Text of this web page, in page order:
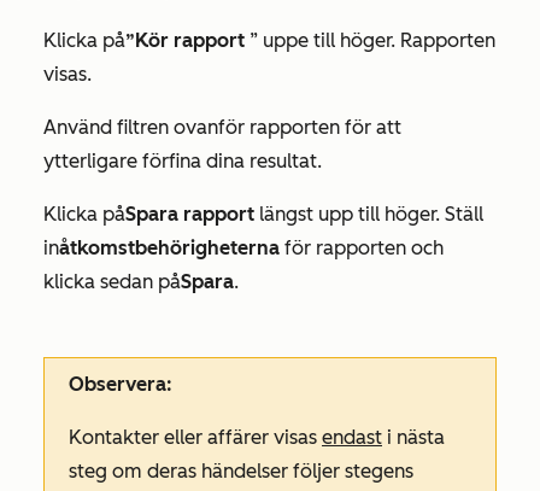
Klicka på”Kör rapport ” uppe till höger. Rapporten
visas.
Använd filtren ovanför rapporten för att
ytterligare förfina dina resultat.
Klicka påSpara rapport längst upp till höger. Ställ
inåtkomstbehörigheterna för rapporten och
klicka sedan påSpara.
Observera:
Kontakter eller affärer visas endast i nästa
steg om deras händelser följer stegens